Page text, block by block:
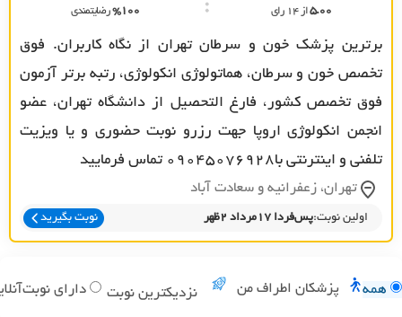
5.00از 14 رای %100رضایتمندی
برترین پزشک خون و سرطان تهران از نگاه کاربران. فوق
تخصص خون و سرطان، هماتولوژی انکولوژی، رتبه برتر آزمون
فوق تخصص کشور، فارغ التحصیل از دانشگاه تهران، عضو
انجمن انکولوژی اروپا جهت رزرو نوبت حضوری و یا ویزیت
تلفنی و اینترنتی با09045076928 تماس فرمایید
تهران، زعفرانيه و سعادت آباد
اولین نوبت:پس‌فردا 17مرداد 2ظهر نوبت بگیرید
همه پزشکان اطراف من نزدیکترین نوبت دارای